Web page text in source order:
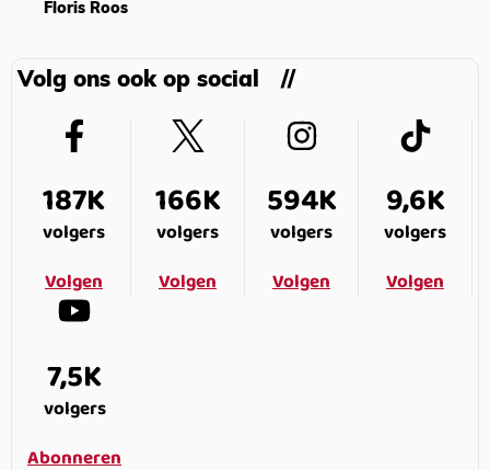
Floris Roos
Volg ons ook op social
187K
volgers
Volgen
166K
volgers
Volgen
594K
volgers
Volgen
9,6K
volgers
Volgen
7,5K
volgers
Abonneren